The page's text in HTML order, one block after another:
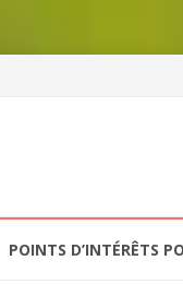
POINTS D’INTÉRÊTS